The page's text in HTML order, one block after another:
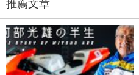
推薦文章